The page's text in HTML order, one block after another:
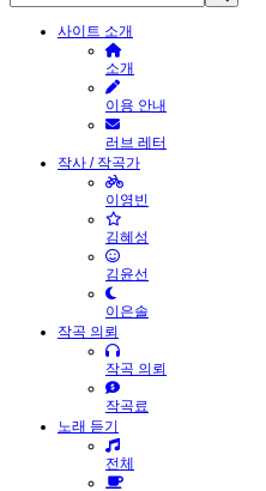
사이트 소개
소개
이용 안내
러브 레터
작사 / 작곡가
이영빈
김혜성
김윤선
이은솔
작곡 의뢰
작곡 의뢰
작곡료
노래 듣기
전체